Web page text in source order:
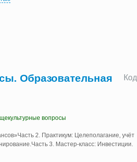
Код
Образовательная
вопросы
2. Практикум: Целеполагание, учёт
3. Мастер-класс: Инвестиции.